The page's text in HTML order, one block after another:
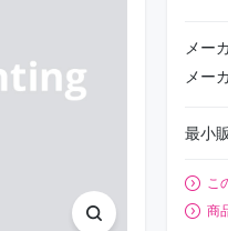
メー
メー
最小
こ
商